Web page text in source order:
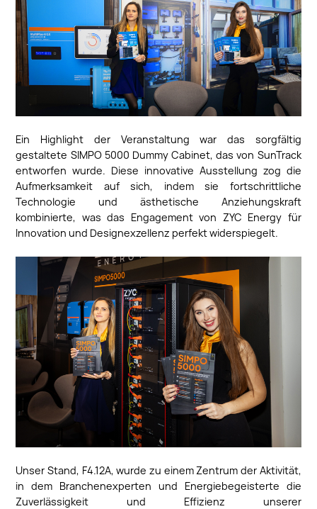
Ein Highlight der Veranstaltung war das sorgfältig
gestaltete SIMPO 5000 Dummy Cabinet, das von SunTrack
entworfen wurde. Diese innovative Ausstellung zog die
Aufmerksamkeit auf sich, indem sie fortschrittliche
Technologie und ästhetische Anziehungskraft
kombinierte, was das Engagement von ZYC Energy für
Innovation und Designexzellenz perfekt widerspiegelt.
Unser Stand, F4.12A, wurde zu einem Zentrum der Aktivität,
in dem Branchenexperten und Energiebegeisterte die
Zuverlässigkeit und Effizienz unserer